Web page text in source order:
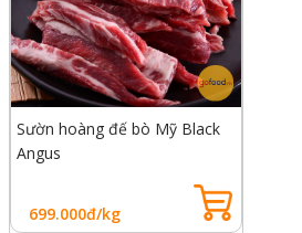
Sườn hoàng đế bò Mỹ Black
Angus
699.000đ/kg